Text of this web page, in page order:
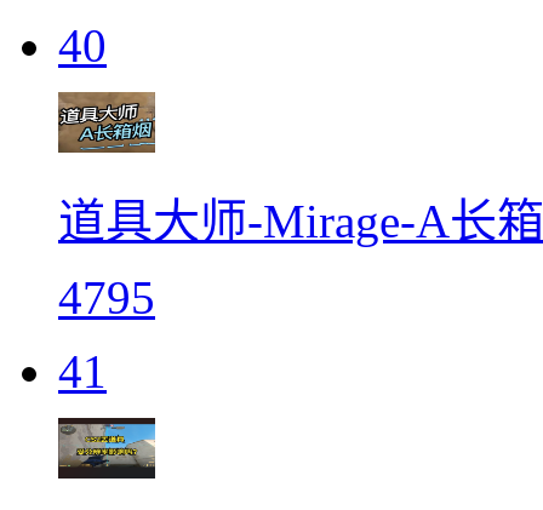
40
道具大师-Mirage-A长
4795
41